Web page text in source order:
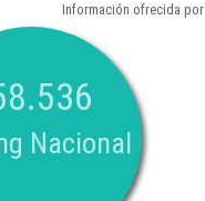
Información ofrecida por
Nacional